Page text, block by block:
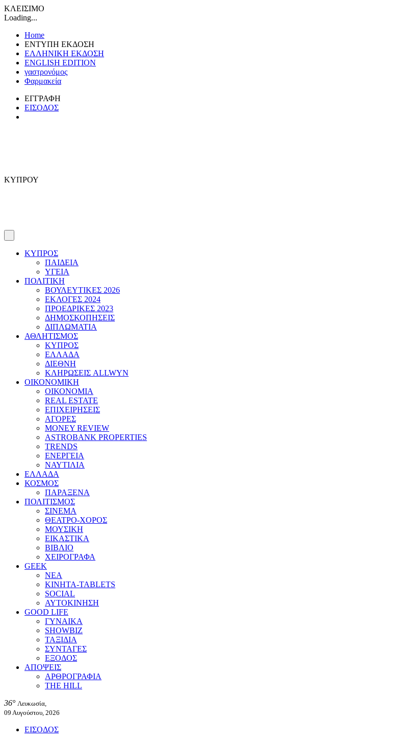
ΚΛΕΙΣΙΜΟ
Loading...
Home
ΕΝΤΥΠΗ ΕΚΔΟΣΗ
ΕΛΛΗΝΙΚΗ ΕΚΔΟΣΗ
ENGLISH EDITION
γαστρονόμος
Φαρμακεία
ΕΓΓΡΑΦΗ
ΕΙΣΟΔΟΣ
ΚΥΠΡΟΥ
ΚΥΠΡΟΣ
ΠΑΙΔΕΙΑ
ΥΓΕΙΑ
ΠΟΛΙΤΙΚΗ
ΒΟΥΛΕΥΤΙΚΕΣ 2026
ΕΚΛΟΓΕΣ 2024
ΠΡΟΕΔΡΙΚΕΣ 2023
ΔΗΜΟΣΚΟΠΗΣΕΙΣ
ΔΙΠΛΩΜΑΤΙΑ
ΑΘΛΗΤΙΣΜΟΣ
ΚΥΠΡΟΣ
ΕΛΛΑΔΑ
ΔΙΕΘΝΗ
ΚΛΗΡΩΣΕΙΣ ALLWYN
ΟΙΚΟΝΟΜΙΚΗ
ΟΙΚΟΝΟΜΙΑ
REAL ESTATE
ΕΠΙΧΕΙΡΗΣΕΙΣ
ΑΓΟΡΕΣ
MONEY REVIEW
ASTROBANK PROPERTIES
TRENDS
ΕΝΕΡΓΕΙΑ
ΝΑΥΤΙΛΙΑ
ΕΛΛΑΔΑ
ΚΟΣΜΟΣ
ΠΑΡΑΞΕΝΑ
ΠΟΛΙΤΙΣΜΟΣ
ΣΙΝΕΜΑ
ΘΕΑΤΡΟ-ΧΟΡΟΣ
ΜΟΥΣΙΚΗ
ΕΙΚΑΣΤΙΚΑ
ΒΙΒΛΙΟ
ΧΕΙΡΟΓΡΑΦΑ
GEEK
ΝΕΑ
ΚΙΝΗΤΑ-TABLETS
SOCIAL
ΑΥΤΟΚΙΝΗΣΗ
GOOD LIFE
ΓΥΝΑΙΚΑ
SHOWBIZ
ΤΑΞΙΔΙΑ
ΣΥΝΤΑΓΕΣ
ΕΞΟΔΟΣ
ΑΠΟΨΕΙΣ
ΑΡΘΡΟΓΡΑΦΙΑ
THE HILL
36° Λευκωσία,
09 Αυγούστου, 2026
ΕΙΣΟΔΟΣ